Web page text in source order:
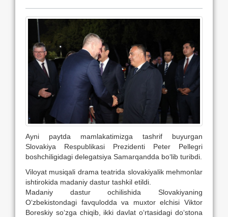
Ayni paytda mamlakatimizga tashrif buyurgan
Slovakiya Respublikasi Prezidenti Peter Pellegri
boshchiligidagi delegatsiya Samarqandda bo‘lib turibdi.
Viloyat musiqali drama teatrida slovakiyalik mehmonlar
ishtirokida madaniy dastur tashkil etildi.
Madaniy dastur ochilishida Slovakiyaning
O‘zbekistondagi favqulodda va muxtor elchisi Viktor
Boreskiy so‘zga chiqib, ikki davlat o‘rtasidagi do‘stona